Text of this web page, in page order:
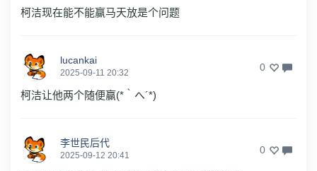
柯洁现在能不能赢马天放是个问题
lucankai
2025-09-11 20:32 0
柯洁让他两个随便赢(*｀へ´*)
李世民后代
2025-09-12 20:41 0